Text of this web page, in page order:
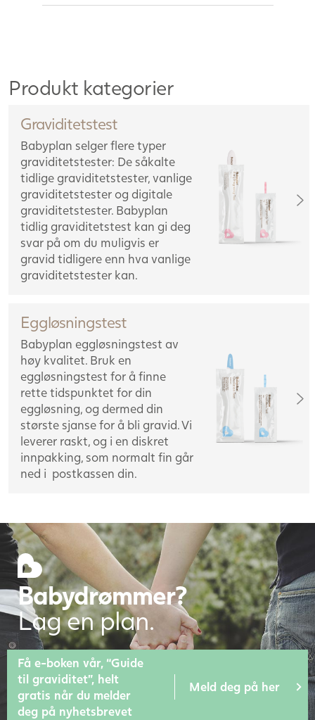
Produkt kategorier
Graviditetstest
Babyplan selger flere typer
graviditetstester: De såkalte
tidlige graviditetstester, vanlige
graviditetstester og digitale
graviditetstester. Babyplan
tidlig graviditetstest kan gi deg
svar på om du muligvis er
gravid tidligere enn hva vanlige
graviditetstester kan.
Eggløsningstest
Babyplan eggløsningstest av
høy kvalitet. Bruk en
eggløsningstest for å finne
rette tidspunktet for din
eggløsning, og dermed din
største sjanse for å bli gravid. Vi
leverer raskt, og i en diskret
innpakking, som normalt fin går
ned i postkassen din.
Babydrømmer?
Lag en plan.
Få e-boken vår, “Guide
til graviditet”, helt
gratis når du melder
deg på nyhetsbrevet
Meld deg på her